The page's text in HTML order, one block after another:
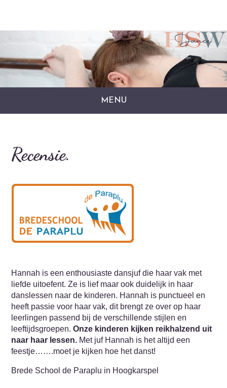
MENU
Recensie.
Hannah is een enthousiaste dansjuf die haar vak met
liefde uitoefent. Ze is lief maar ook duidelijk in haar
danslessen naar de kinderen. Hannah is punctueel en
heeft passie voor haar vak, dit brengt ze over op haar
leerlingen passend bij de verschillende stijlen en
leeftijdsgroepen.Onze kinderen kijken reikhalzend uit
naar haar lessen. Met juf Hannah is het altijd een
feestje…….moet je kijken hoe het danst!
Brede School de Paraplu in Hoogkarspel